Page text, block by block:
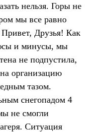
нельзя. Горы не
мы все равно
Друзья! Как
и минусы, мы
не подпустила,
организацию
тазом.
снегопадом 4
не смогли
Ситуация